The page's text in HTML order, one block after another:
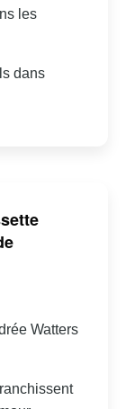
les
dans
Watters